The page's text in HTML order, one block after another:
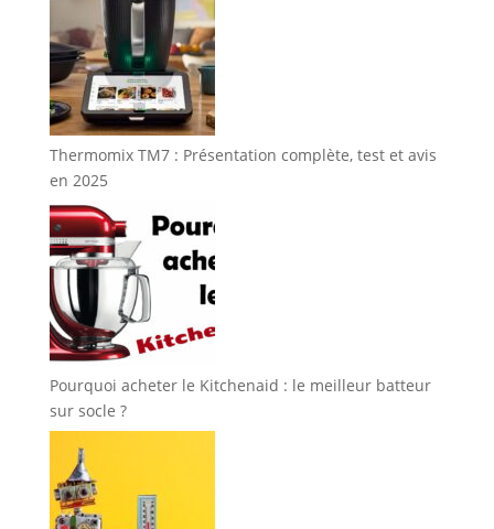
Thermomix TM7 : Présentation complète, test et avis
en 2025
Pourquoi acheter le Kitchenaid : le meilleur batteur
sur socle ?